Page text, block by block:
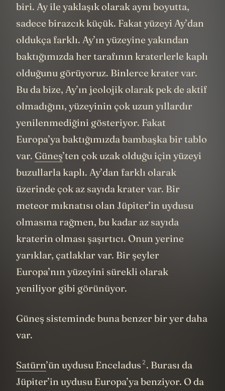
biri. Ay ile yaklaşık olarak aynı boyutta,
sadece birazcık küçük. Fakat yüzeyi Ay’dan
oldukça farklı. Ay’ın yüzeyine yakından
baktığımızda her tarafının kraterlerle kaplı
olduğunu görüyoruz. Binlerce krater var.
Bu da bize, Ay’ın jeolojik olarak pek de aktif
olmadığını, yüzeyinin çok uzun yıllardır
yenilenmediğini gösteriyor. Fakat
Europa’ya baktığımızda bambaşka bir tablo
var. Güneş’ten çok uzak olduğu için yüzeyi
buzullarla kaplı. Ay’dan farklı olarak
üzerinde çok az sayıda krater var. Bir
meteor mıknatısı olan Jüpiter’in uydusu
olmasına rağmen, bu kadar az sayıda
kraterin olması şaşırtıcı. Onun yerine
yarıklar, çatlaklar var. Bir şeyler
Europa’nın yüzeyini sürekli olarak
yeniliyor gibi görünüyor.
Güneş sisteminde buna benzer bir yer daha
var.
Satürn’ün uydusu Enceladus 2. Burası da
Jüpiter’in uydusu Europa’ya benziyor. O da